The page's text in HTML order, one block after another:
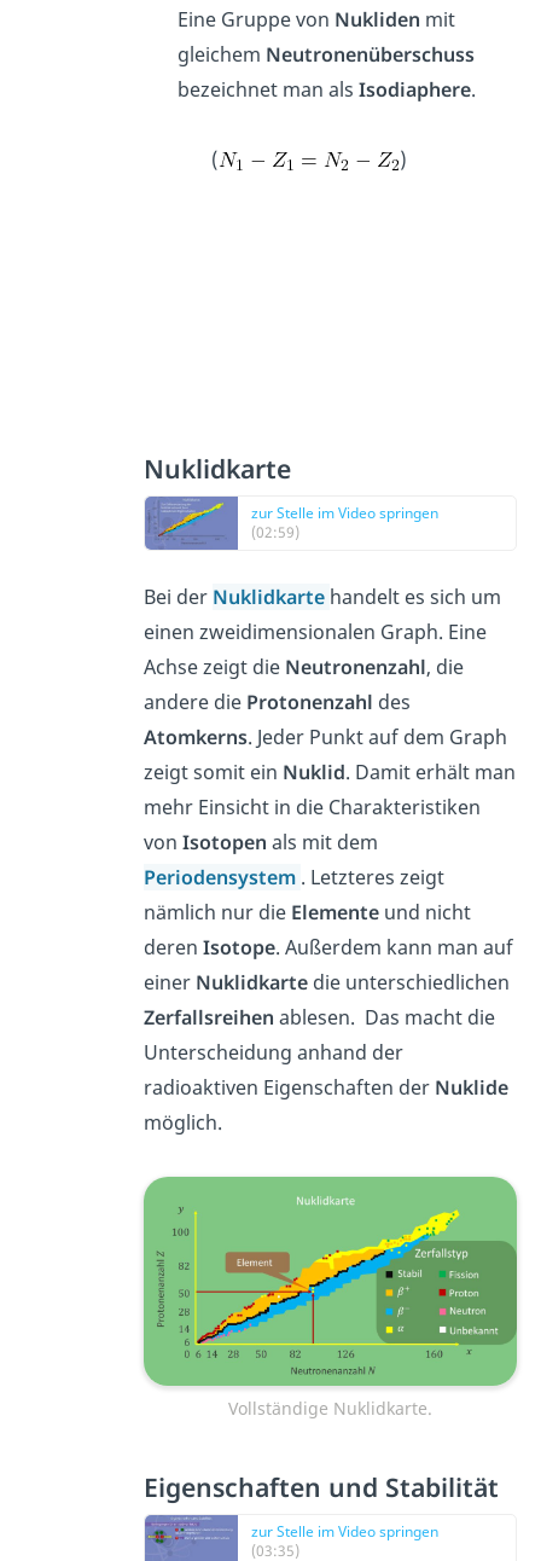
Eine Gruppe von Nukliden mit
gleichem Neutronenüberschuss
bezeichnet man alsIsodiaphere.
( )
Nuklidkarte
zur Stelle im Video springen
(02:59)
Bei der Nuklidkarte handelt es sich um
einen zweidimensionalen Graph. Eine
Achse zeigt die Neutronenzahl, die
andere die Protonenzahl des
Atomkerns. Jeder Punkt auf dem Graph
zeigt somit ein Nuklid. Damit erhält man
mehr Einsicht in die Charakteristiken
vonIsotopen als mit dem
Periodensystem . Letzteres zeigt
nämlich nur die Elemente und nicht
derenIsotope. Außerdem kann man auf
einer Nuklidkarte die unterschiedlichen
Zerfallsreihen ablesen. Das macht die
Unterscheidung anhand der
radioaktiven Eigenschaften der Nuklide
möglich.
Vollständige Nuklidkarte.
Eigenschaften und Stabilität
zur Stelle im Video springen
(03:35)